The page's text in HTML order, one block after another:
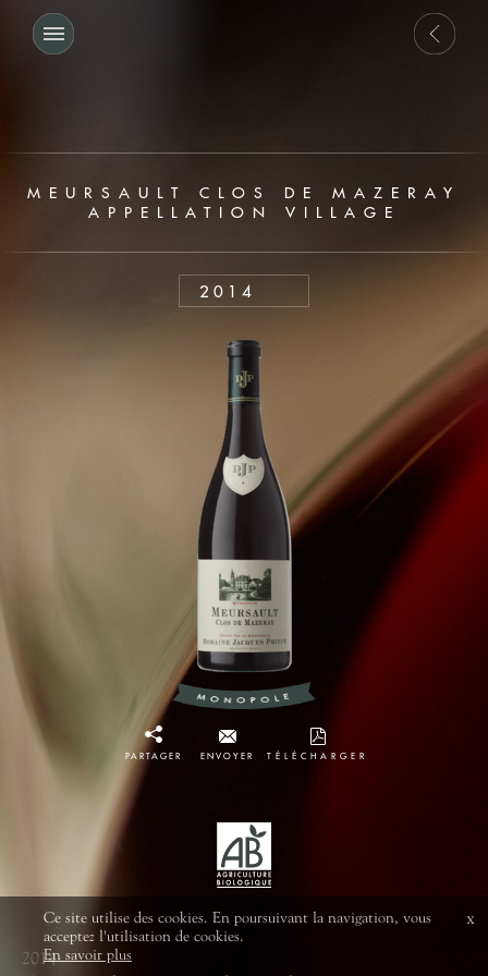
MEURSAULT CLOS DE MAZERAY
APPELLATION VILLAGE
2014
PARTAGER ENVOYER TÉLÉCHARGER
2014
Ce site utilise des cookies. En poursuivant la navigation, vous
acceptez l'utilisation de cookies.
En savoir plus
x